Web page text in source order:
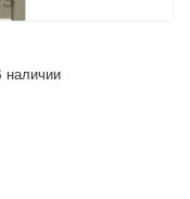
наличии